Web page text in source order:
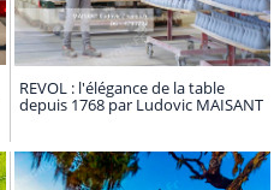
REVOL : l'élégance de la table
depuis 1768 par Ludovic MAISANT